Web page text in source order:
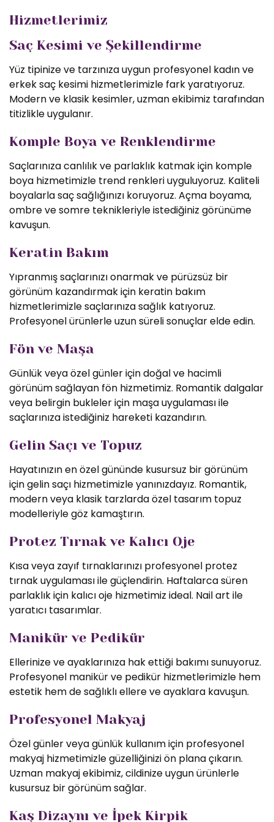
Hizmetlerimiz
Saç Kesimi ve Şekillendirme
Yüz tipinize ve tarzınıza uygun profesyonel kadın ve
erkek saç kesimi hizmetlerimizle fark yaratıyoruz.
Modern ve klasik kesimler, uzman ekibimiz tarafından
titizlikle uygulanır.
Komple Boya ve Renklendirme
Saçlarınıza canlılık ve parlaklık katmak için komple
boya hizmetimizle trend renkleri uyguluyoruz. Kaliteli
boyalarla saç sağlığınızı koruyoruz. Açma boyama,
ombre ve somre teknikleriyle istediğiniz görünüme
kavuşun.
Keratin Bakım
Yıpranmış saçlarınızı onarmak ve pürüzsüz bir
görünüm kazandırmak için keratin bakım
hizmetlerimizle saçlarınıza sağlık katıyoruz.
Profesyonel ürünlerle uzun süreli sonuçlar elde edin.
Fön ve Maşa
Günlük veya özel günler için doğal ve hacimli
görünüm sağlayan fön hizmetimiz. Romantik dalgalar
veya belirgin bukleler için maşa uygulaması ile
saçlarınıza istediğiniz hareketi kazandırın.
Gelin Saçı ve Topuz
Hayatınızın en özel gününde kusursuz bir görünüm
için gelin saçı hizmetimizle yanınızdayız. Romantik,
modern veya klasik tarzlarda özel tasarım topuz
modelleriyle göz kamaştırın.
Protez Tırnak ve Kalıcı Oje
Kısa veya zayıf tırnaklarınızı profesyonel protez
tırnak uygulaması ile güçlendirin. Haftalarca süren
parlaklık için kalıcı oje hizmetimiz ideal. Nail art ile
yaratıcı tasarımlar.
Manikür ve Pedikür
Ellerinize ve ayaklarınıza hak ettiği bakımı sunuyoruz.
Profesyonel manikür ve pedikür hizmetlerimizle hem
estetik hem de sağlıklı ellere ve ayaklara kavuşun.
Profesyonel Makyaj
Özel günler veya günlük kullanım için profesyonel
makyaj hizmetimizle güzelliğinizi ön plana çıkarın.
Uzman makyaj ekibimiz, cildinize uygun ürünlerle
kusursuz bir görünüm sağlar.
Kaş Dizaynı ve İpek Kirpik